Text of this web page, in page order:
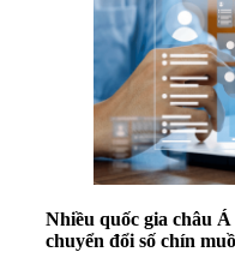
Nhiều quốc gia châu
chuyển đổi số chín